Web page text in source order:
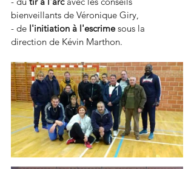
bienveillants de Véronique Giry,
- de l'initiation à l'escrime sous la
direction de Kévin Marthon.